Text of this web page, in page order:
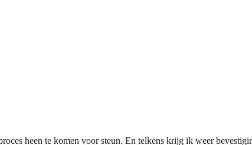
heen te komen voor steun. En telkens krijg ik weer